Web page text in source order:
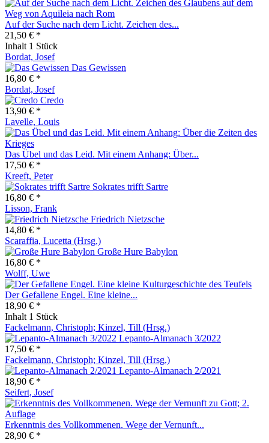
Auf der Suche nach dem Licht. Zeichen des...
21,50 € *
Inhalt 1 Stück
Bordat, Josef
Das Gewissen
16,80 € *
Bordat, Josef
Credo
13,90 € *
Lavelle, Louis
Das Übel und das Leid. Mit einem Anhang: Über...
17,50 € *
Kreeft, Peter
Sokrates trifft Sartre
16,80 € *
Lisson, Frank
Friedrich Nietzsche
14,80 € *
Scaraffia, Lucetta (Hrsg.)
Große Hure Babylon
16,80 € *
Wolff, Uwe
Der Gefallene Engel. Eine kleine...
18,90 € *
Inhalt 1 Stück
Fackelmann, Christoph; Kinzel, Till (Hrsg.)
Lepanto-Almanach 3/2022
17,50 € *
Fackelmann, Christoph; Kinzel, Till (Hrsg.)
Lepanto-Almanach 2/2021
18,90 € *
Seifert, Josef
Erkenntnis des Vollkommenen. Wege der Vernunft...
28,90 € *